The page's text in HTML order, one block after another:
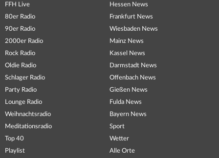
FFH Live
80er Radio
90er Radio
2000er Radio
Rock Radio
Oldie Radio
Schlager Radio
Party Radio
Lounge Radio
Weihnachtsradio
Meditationsradio
Top 40
Playlist
Hessen News
Frankfurt News
Wiesbaden News
Mainz News
Kassel News
Darmstadt News
Offenbach News
Gießen News
Fulda News
Bayern News
Sport
Wetter
Alle Orte